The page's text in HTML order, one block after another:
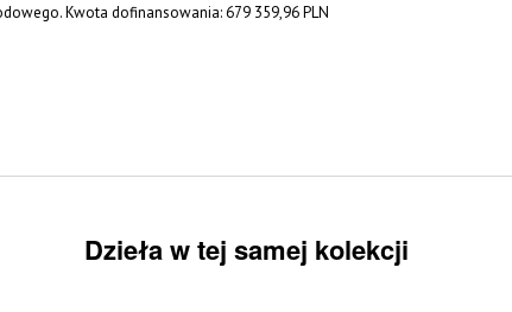
Kwota dofinansowania: 679 359,96 PLN
Dzieła w tej samej kolekcji